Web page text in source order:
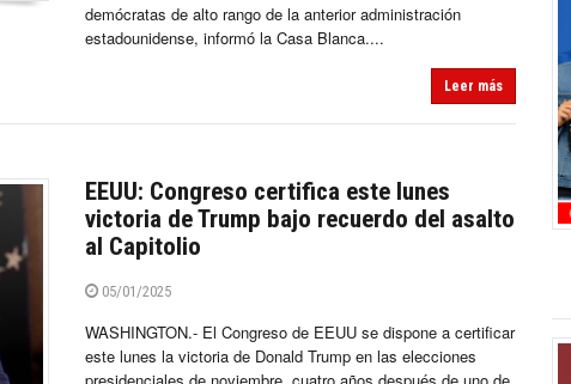
demócratas de alto rango de la anterior administración
estadounidense, informó la Casa Blanca....
Leer más
EEUU: Congreso certifica este lunes
victoria de Trump bajo recuerdo del asalto
al Capitolio
05/01/2025
WASHINGTON.- El Congreso de EEUU se dispone a certificar
este lunes la victoria de Donald Trump en las elecciones